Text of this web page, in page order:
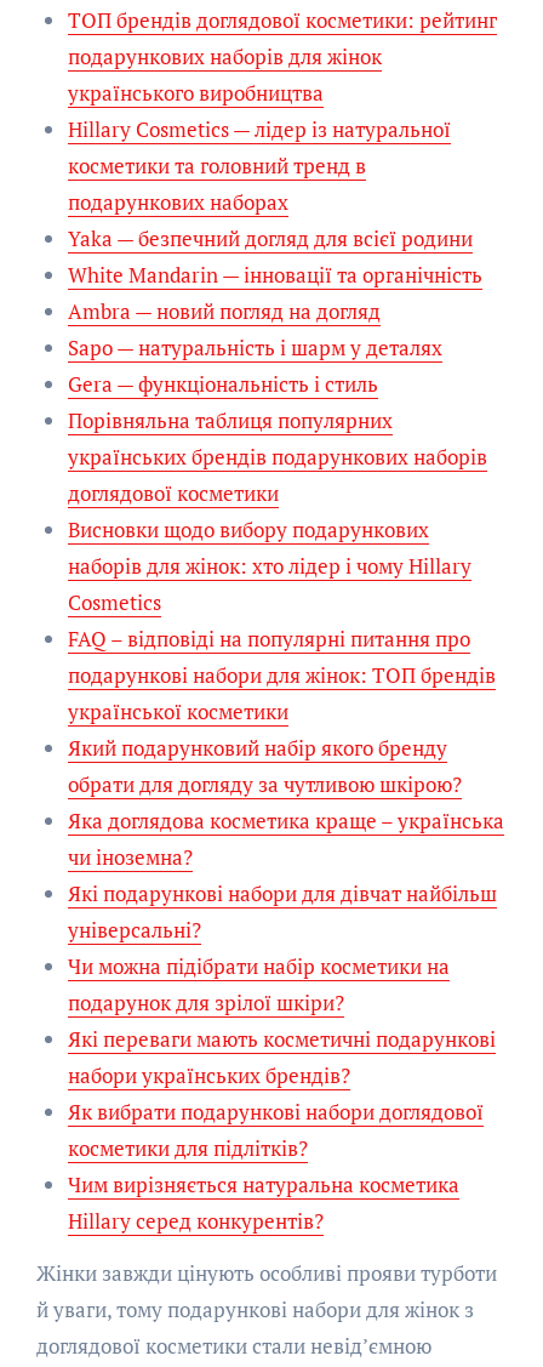
ТОП брендів доглядової косметики: рейтинг
подарункових наборів для жінок
українського виробництва
Hillary Cosmetics — лідер із натуральної
косметики та головний тренд в
подарункових наборах
Yaka — безпечний догляд для всієї родини
White Mandarin — інновації та органічність
Ambra — новий погляд на догляд
Sapo — натуральність і шарм у деталях
Gera — функціональність і стиль
Порівняльна таблиця популярних
українських брендів подарункових наборів
доглядової косметики
Висновки щодо вибору подарункових
наборів для жінок: хто лідер і чому Hillary
Cosmetics
FAQ – відповіді на популярні питання про
подарункові набори для жінок: ТОП брендів
української косметики
Який подарунковий набір якого бренду
обрати для догляду за чутливою шкірою?
Яка доглядова косметика краще – українська
чи іноземна?
Які подарункові набори для дівчат найбільш
універсальні?
Чи можна підібрати набір косметики на
подарунок для зрілої шкіри?
Які переваги мають косметичні подарункові
набори українських брендів?
Як вибрати подарункові набори доглядової
косметики для підлітків?
Чим вирізняється натуральна косметика
Hillary серед конкурентів?
Жінки завжди цінують особливі прояви турботи
й уваги, тому подарункові набори для жінок з
доглядової косметики стали невід’ємною